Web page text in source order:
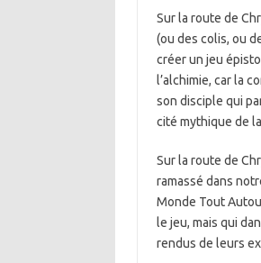
Sur la route de
(ou des colis, ou
créer un jeu
l’alchimie, car la
son disciple qui
cité mythique de
Sur la route de
ramassé dans
Monde Tout
le jeu, mais qui
rendus de leurs